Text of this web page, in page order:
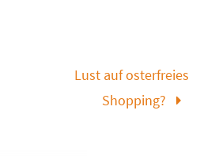
Lust auf osterfreies
Shopping?